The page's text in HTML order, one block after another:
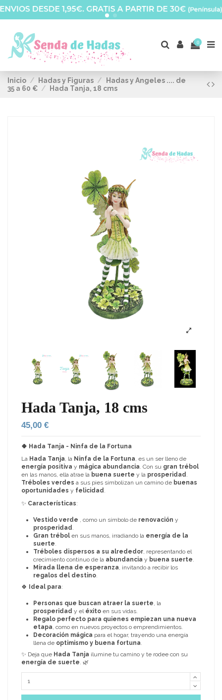
0
Inicio Hadas y Figuras
Hadas y Angeles .... de
35 a 60 €
Hada Tanja, 18 cms
Hada Tanja, 18 cms
45,00 €
🍀 Hada Tanja - Ninfa de la Fortuna
La Hada Tanja, la Ninfa de la Fortuna, es un ser lleno de
energía positiva y mágica abundancia. Con su gran trébol
en las manos, ella atrae la buena suerte y la prosperidad.
Tréboles verdes a sus pies simbolizan un camino de buenas
oportunidades y felicidad.
✨ Características:
Vestido verde , como un símbolo de renovación y
prosperidad
Gran trébol en sus manos, irradiando la energía de la
suerte
Tréboles dispersos a su alrededor , representando el
crecimiento continuo de la abundancia y buena suerte
Mirada llena de esperanza , invitando a recibir los
regalos del destino
🍀 Ideal para:
Personas que buscan atraer la suerte , la
prosperidad y el éxito en sus vidas.
Regalo perfecto para quienes empiezan una nueva
etapa , como en nuevos proyectos o emprendimientos.
Decoración mágica para el hogar, trayendo una energía
llena de optimismo y buena fortuna
✨ Deja que Hada Tanja ilumine tu camino y te rodee con su
energía de suerte. 🌿